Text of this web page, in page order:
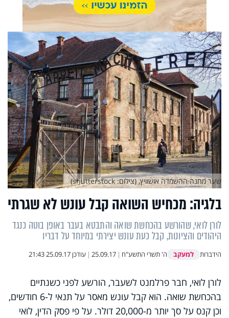
בלגיה: מכחיש השואה קבל עונש לא שגרתי
לורן לואי, שהורשע בהכחשת שואה והתבטא בעבר באופן בוטה כנגד
היהודים והציונות, קבל כעת עונש יצירתי במיוחד על דבריו
הידברות למעקב ה' תשרי התשע"ח |
25.09.17
| עודכן25.09.17 21:43
שער מחנה ההשמדה אושוויץ, (צילום: shutterstock)
לורן לואי, חבר פרלמנט לשעבר, הורשע לפני כשנתיים
בהכחשת שואה. הוא קבל עונש מאסר על תנאי ל-6 חודשים,
וכן קנס על סך יותר מ-20,000 דולר. על פי פסק הדין, לואי